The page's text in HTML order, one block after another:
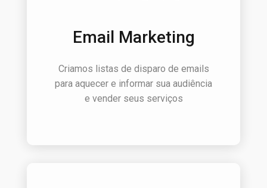
Email Marketing
Criamos listas de disparo de emails
para aquecer e informar sua audiência
e vender seus serviços